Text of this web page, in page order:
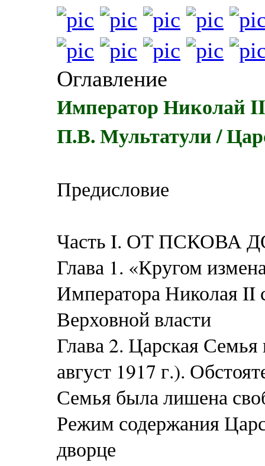
Оглавление
Император Николай
П.В. Мультатули /
Предисловие
Часть I. ОТ ПСКОВА
Глава 1. «Кругом
Императора Николая II
Верховной власти
Глава 2. Царская
август 1917 г.).
Семья была лишена
Режим содержания
дворце